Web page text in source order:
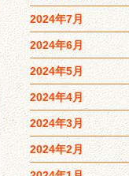
2024年7月
2024年6月
2024年5月
2024年4月
2024年3月
2024年2月